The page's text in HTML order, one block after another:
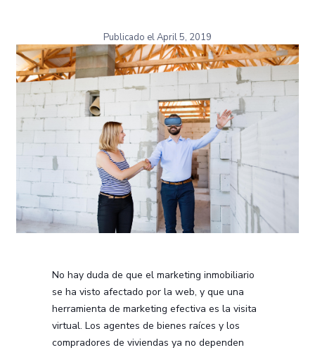
Publicado elApril 5, 2019
No hay duda de que el marketing inmobiliario
se ha visto afectado por la web, y que una
herramienta de marketing efectiva es la visita
virtual. Los agentes de bienes raíces y los
compradores de viviendas ya no dependen